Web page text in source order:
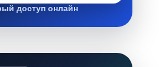
доступ онлайн